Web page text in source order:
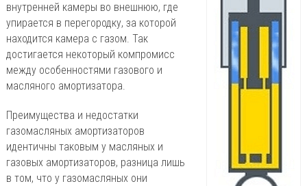
внутренней камеры во внешнюю, где
упирается в перегородку, за которой
находится камера с газом. Так
достигается некоторый компромисс
между особенностями газового и
масляного амортизатора.
Преимущества и недостатки
газомасляных амортизаторов
идентичны таковым у масляных и
газовых амортизаторов, разница лишь
в том, что у газомасляных они